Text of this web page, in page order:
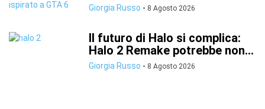
Giorgia Russo - 8 Agosto 2026
Il futuro di Halo si complica:
Halo 2 Remake potrebbe non...
Giorgia Russo - 8 Agosto 2026